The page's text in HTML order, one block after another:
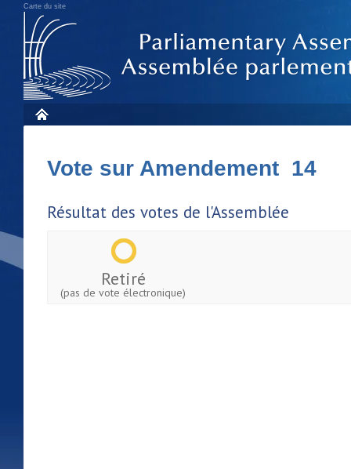
Carte du site
Vote sur Amendement 14
Résultat des votes de l'Assemblée
Retiré
(pas de vote électronique)